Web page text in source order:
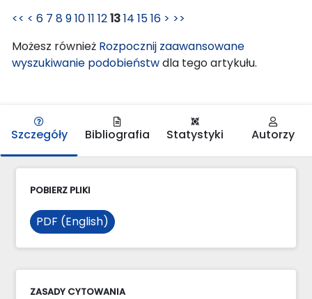
<< < 6 7 891011 121314 1516 > >>
Możesz również Rozpocznij zaawansowane
wyszukiwanie podobieństwdla tego artykułu.
Szczegóły Bibliografia Statystyki Autorzy
POBIERZ PLIKI
PDF (English)
ZASADY CYTOWANIA